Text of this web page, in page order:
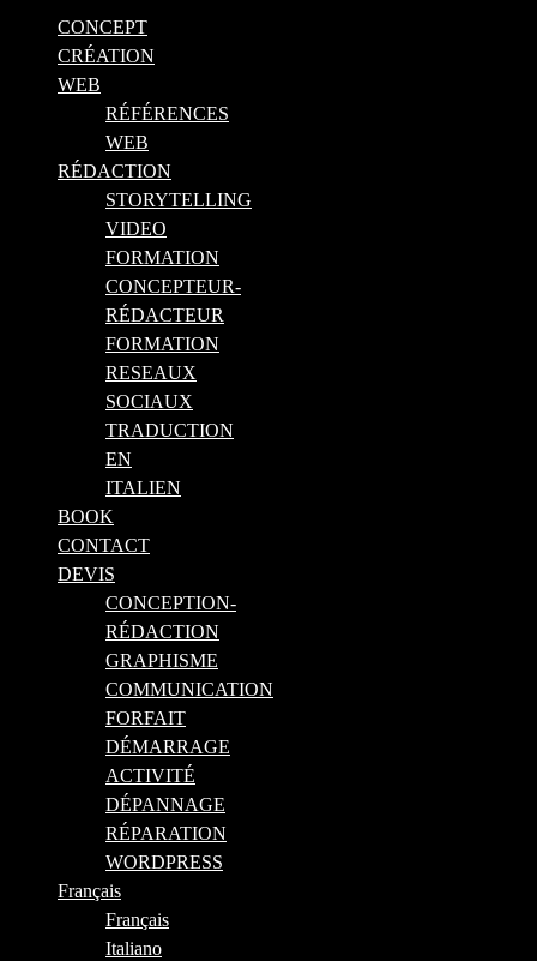
CONCEPT
CRÉATION
WEB
RÉFÉRENCES
WEB
RÉDACTION
STORYTELLING
VIDEO
FORMATION
CONCEPTEUR-
RÉDACTEUR
FORMATION
RESEAUX
SOCIAUX
TRADUCTION
EN
ITALIEN
BOOK
CONTACT
DEVIS
CONCEPTION-
RÉDACTION
GRAPHISME
COMMUNICATION
FORFAIT
DÉMARRAGE
ACTIVITÉ
DÉPANNAGE
RÉPARATION
WORDPRESS
Français
Français
Italiano